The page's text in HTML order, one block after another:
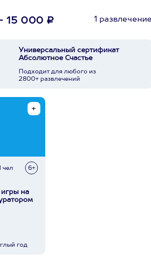
15 000 ₽ 1
Универсальный сертификат
Абсолютное Счастье
Подходит для любого из
2800+ развлечений
чел 6+
на
год